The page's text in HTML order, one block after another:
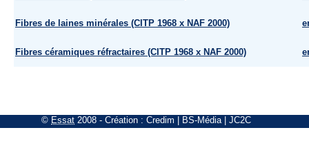
Fibres de laines minérales (CITP 1968 x NAF 2000)
Fibres céramiques réfractaires (CITP 1968 x NAF 2000)
© Essat 2008 - Création : Credim BS-Média| JC2C